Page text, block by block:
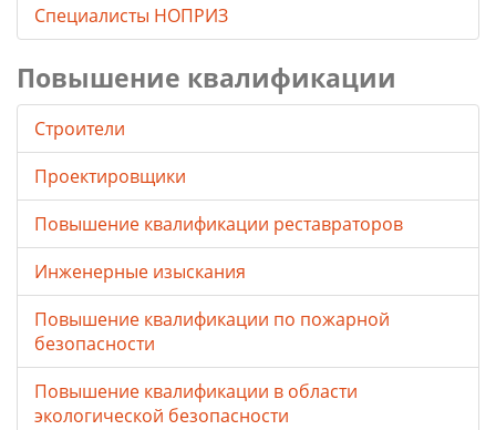
Специалисты НОПРИЗ
Повышение квалификации
Строители
Проектировщики
Повышение квалификации реставраторов
Инженерные изыскания
Повышение квалификации по пожарной
безопасности
Повышение квалификации в области
экологической безопасности